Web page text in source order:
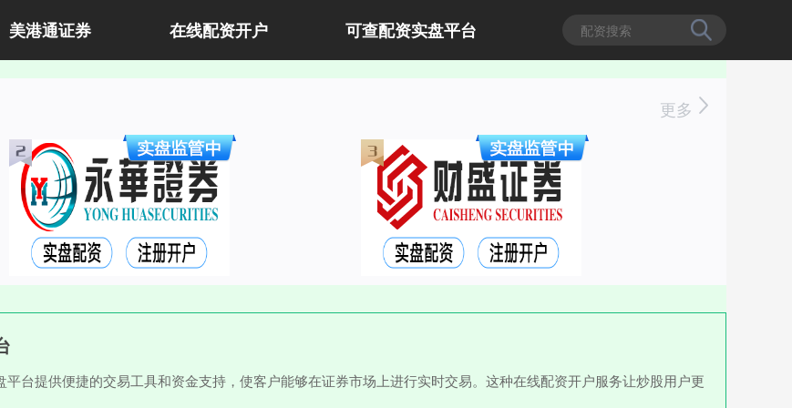
美港通证券 在线配资开户 可查配资实盘平台
更多
台提供便捷的交易工具和资金支持，使客户能够在证券市场上进行实时交易。这种在线配资开户服务让炒股用户更